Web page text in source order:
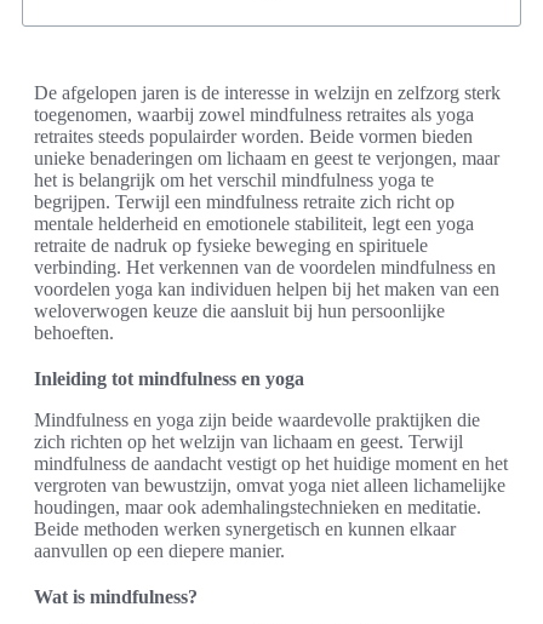
De afgelopen jaren is de interesse in welzijn en zelfzorg sterk
toegenomen, waarbij zowel mindfulness retraites als yoga
retraites steeds populairder worden. Beide vormen bieden
unieke benaderingen om lichaam en geest te verjongen, maar
het is belangrijk om het verschil mindfulness yoga te
begrijpen. Terwijl een mindfulness retraite zich richt op
mentale helderheid en emotionele stabiliteit, legt een yoga
retraite de nadruk op fysieke beweging en spirituele
verbinding. Het verkennen van de voordelen mindfulness en
voordelen yoga kan individuen helpen bij het maken van een
weloverwogen keuze die aansluit bij hun persoonlijke
behoeften.
Inleiding tot mindfulness en yoga
Mindfulness en yoga zijn beide waardevolle praktijken die
zich richten op het welzijn van lichaam en geest. Terwijl
mindfulness de aandacht vestigt op het huidige moment en het
vergroten van bewustzijn, omvat yoga niet alleen lichamelijke
houdingen, maar ook ademhalingstechnieken en meditatie.
Beide methoden werken synergetisch en kunnen elkaar
aanvullen op een diepere manier.
Wat is mindfulness?